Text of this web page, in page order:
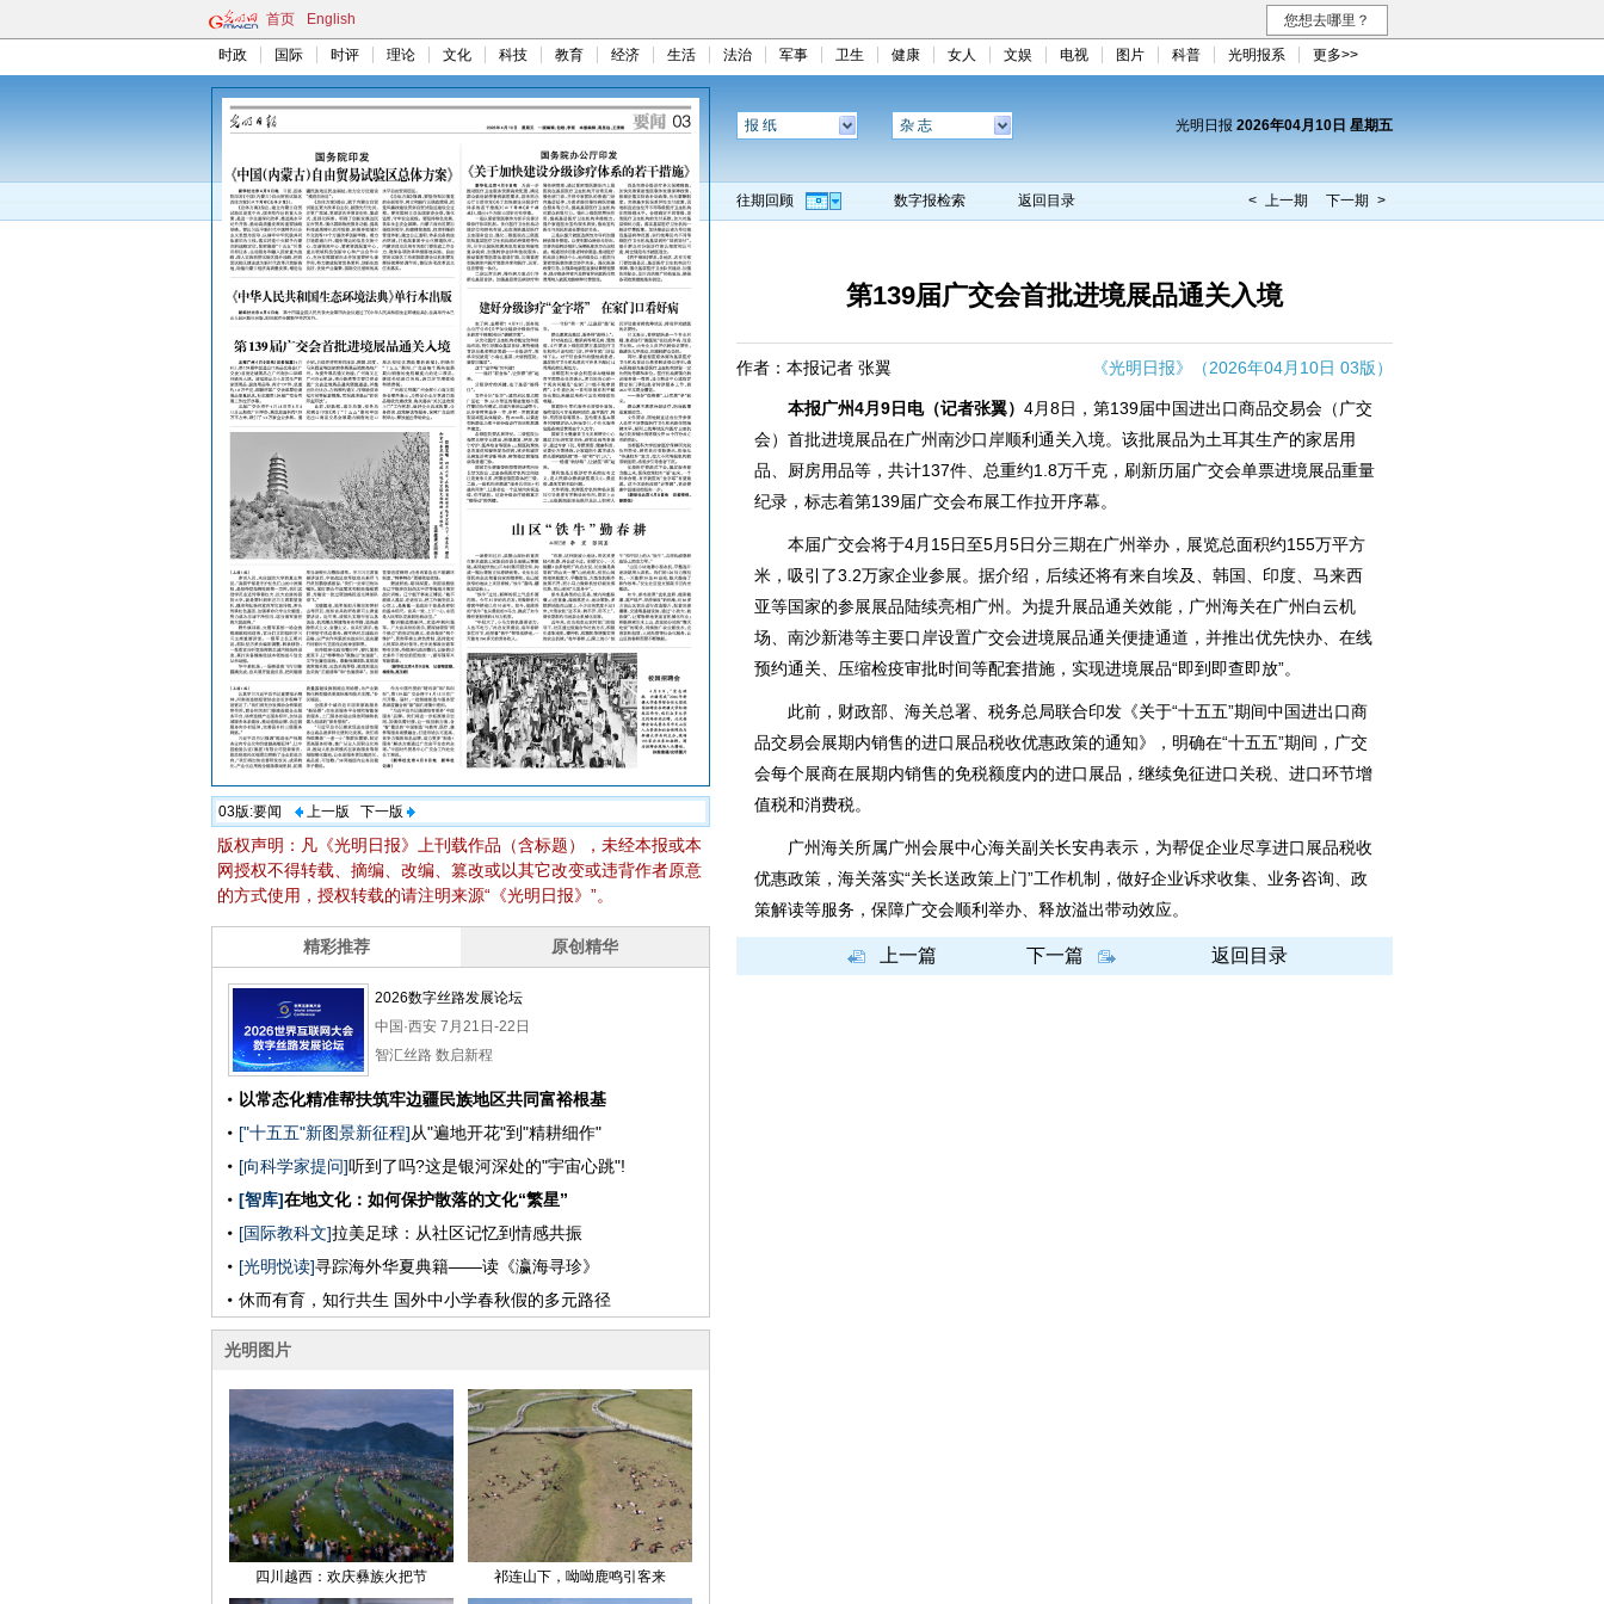
首页 English 您想去哪里？
时政 国际 时评 理论 文化 科技 教育 经济 生活 法治 军事 卫生 健康 女人 文娱 电视 图片 科普 光明报系 更多>>
03版:要闻 上一版 下一版
版权声明：凡《光明日报》上刊载作品（含标题），未经本报或本
网授权不得转载、摘编、改编、篡改或以其它改变或违背作者原意
的方式使用，授权转载的请注明来源“《光明日报》”。
报 纸 杂 志 光明日报 2026年04月10日 星期五
往期回顾 数字报检索 返回目录 < 上一期 下一期 >
第139届广交会首批进境展品通关入境
作者：本报记者 张翼 《光明日报》（2026年04月10日 03版）
本报广州4月9日电（记者张翼） 4月8日，第139届中国进出口商品交易会（广交
会）首批进境展品在广州南沙口岸顺利通关入境。该批展品为土耳其生产的家居用
品、厨房用品等，共计137件、总重约1.8万千克，刷新历届广交会单票进境展品重量
纪录，标志着第139届广交会布展工作拉开序幕。
本届广交会将于4月15日至5月5日分三期在广州举办，展览总面积约155万平方
米，吸引了3.2万家企业参展。据介绍，后续还将有来自埃及、韩国、印度、马来西
亚等国家的参展展品陆续亮相广州。为提升展品通关效能，广州海关在广州白云机
场、南沙新港等主要口岸设置广交会进境展品通关便捷通道，并推出优先快办、在线
预约通关、压缩检疫审批时间等配套措施，实现进境展品“即到即查即放”。
此前，财政部、海关总署、税务总局联合印发《关于“十五五”期间中国进出口商
品交易会展期内销售的进口展品税收优惠政策的通知》，明确在“十五五”期间，广交
会每个展商在展期内销售的免税额度内的进口展品，继续免征进口关税、进口环节增
值税和消费税。
广州海关所属广州会展中心海关副关长安冉表示，为帮促企业尽享进口展品税收
优惠政策，海关落实“关长送政策上门”工作机制，做好企业诉求收集、业务咨询、政
策解读等服务，保障广交会顺利举办、释放溢出带动效应。
上一篇 下一篇 返回目录